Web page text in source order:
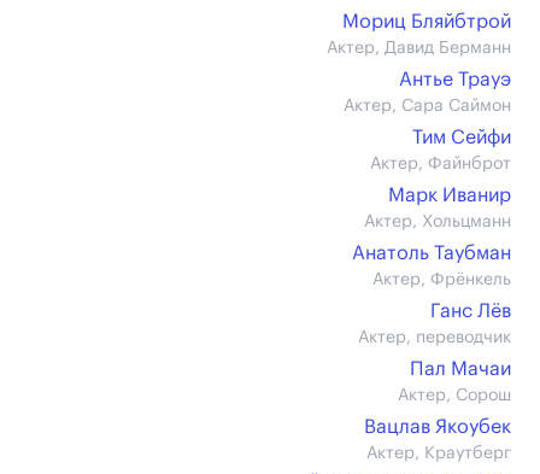
Мориц Бляйбтрой
Актер, Давид Берманн
Антье Трауэ
Актер, Сара Саймон
Тим Сейфи
Актер, Файнброт
Марк Иванир
Актер, Хольцманн
Анатоль Таубман
Актер, Фрёнкель
Ганс Лёв
Актер, переводчик
Пал Мачаи
Актер, Сорош
Вацлав Якоубек
Актер, Краутберг